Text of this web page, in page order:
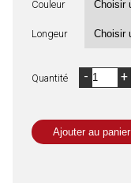
Couleur
Longeur
Quantité - +
Ajouter au panier